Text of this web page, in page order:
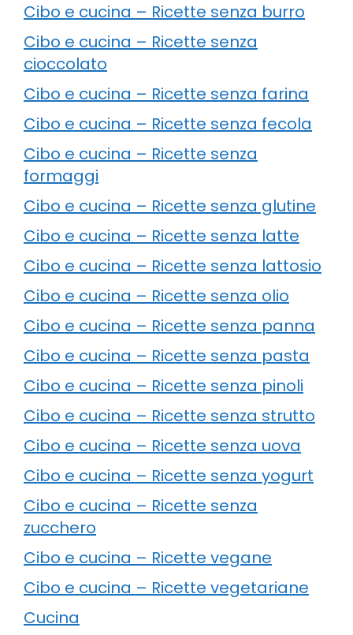
Cibo e cucina – Ricette senza burro
Cibo e cucina – Ricette senza
cioccolato
Cibo e cucina – Ricette senza farina
Cibo e cucina – Ricette senza fecola
Cibo e cucina – Ricette senza
formaggi
Cibo e cucina – Ricette senza glutine
Cibo e cucina – Ricette senza latte
Cibo e cucina – Ricette senza lattosio
Cibo e cucina – Ricette senza olio
Cibo e cucina – Ricette senza panna
Cibo e cucina – Ricette senza pasta
Cibo e cucina – Ricette senza pinoli
Cibo e cucina – Ricette senza strutto
Cibo e cucina – Ricette senza uova
Cibo e cucina – Ricette senza yogurt
Cibo e cucina – Ricette senza
zucchero
Cibo e cucina – Ricette vegane
Cibo e cucina – Ricette vegetariane
Cucina